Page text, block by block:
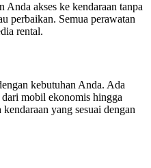
akses ke kendaraan tanpa
perbaikan. Semua perawatan
rental.
kebutuhan Anda. Ada
mobil ekonomis hingga
yang sesuai dengan